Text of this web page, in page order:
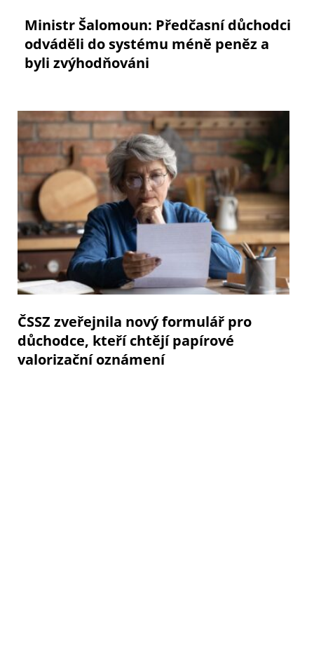
Ministr Šalomoun: Předčasní důchodci
odváděli do systému méně peněz a
byli zvýhodňováni
ČSSZ zveřejnila nový formulář pro
důchodce, kteří chtějí papírové
valorizační oznámení